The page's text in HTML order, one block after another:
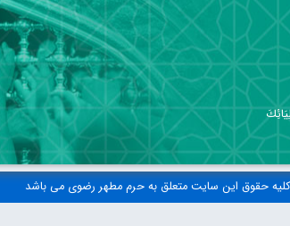
کلیه حقوق این سایت متعلق به حرم مطهر رضوی می باشد